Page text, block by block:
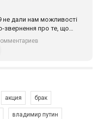
не дали нам можливості
звернення про те, що
можемо зустрінеться, ми
цінності рівності та
підрозділи
акция брак
владимир путин